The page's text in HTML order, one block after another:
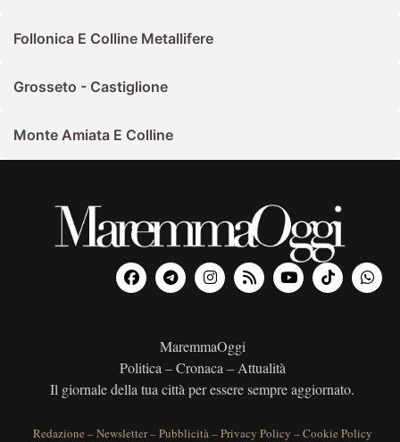
Follonica E Colline Metallifere
Grosseto - Castiglione
Monte Amiata E Colline
MaremmaOggi
Politica – Cronaca – Attualità
Il giornale della tua città per essere sempre aggiornato.
Redazione –Newsletter–Pubblicità–Privacy Policy –Cookie Policy